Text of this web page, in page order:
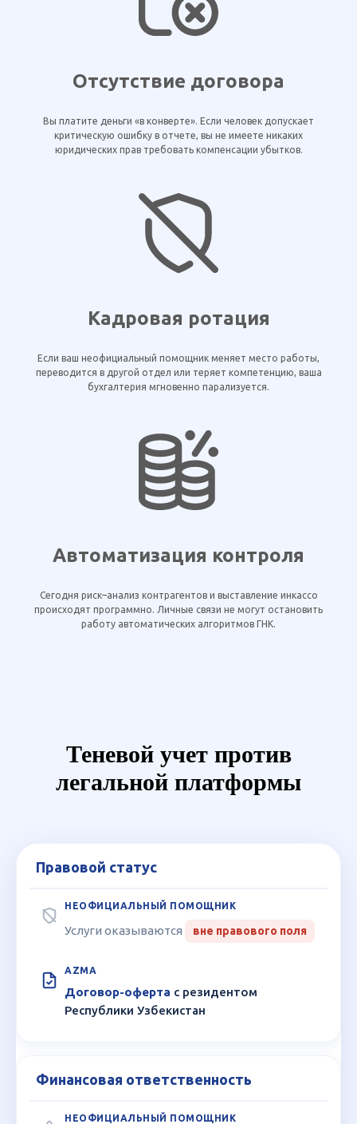
Отсутствие договора
Вы платите деньги «в конверте». Если человек допускает
критическую ошибку в отчете, вы не имеете никаких
юридических прав требовать компенсации убытков.
Кадровая ротация
Если ваш неофициальный помощник меняет место работы,
переводится в другой отдел или теряет компетенцию, ваша
бухгалтерия мгновенно парализуется.
Автоматизация контроля
Сегодня риск–анализ контрагентов и выставление инкассо
происходят программно. Личные связи не могут остановить
работу автоматических алгоритмов ГНК.
Теневой учет против
легальной платформы
Критерий
Неофициальный
помощник
Платформа
Azma
Правовой статус
Услуги оказываются вне правового поля
Договор-оферта с резидентом
Республики Узбекистан
Финансовая ответственность